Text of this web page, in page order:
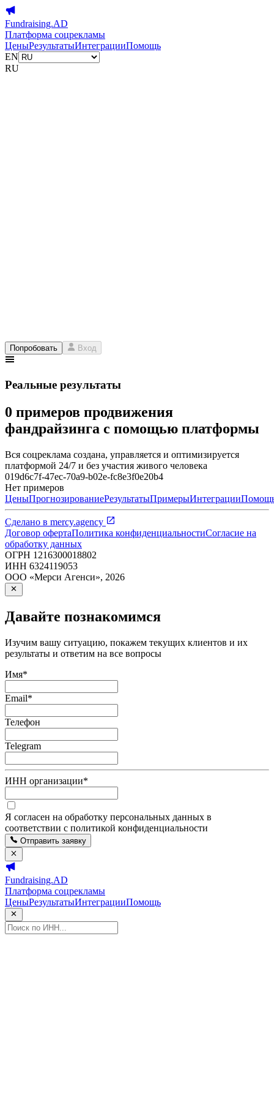
Fundraising.AD
Платформа соцрекламы
ЦеныРезультатыИнтеграцииПомощь
EN
RU
Попробовать Вход
Реальные результаты
0 примеров продвижения
фандрайзинга с помощью платформы
Вся соцреклама создана, управляется и оптимизируется
платформой 24/7 и без участия живого человека
019d6c7f-47ec-70a9-b02e-fc8e3f0e20b4
Нет примеров
ЦеныПрогнозированиеРезультатыПримерыИнтеграции
Сделано в mercy.agency
Договор офертаПолитика конфиденциальностиСогласие на
обработку данных
ОГРН 1216300018802
ИНН 6324119053
ООО «Мерси Агенси», 2026
Давайте познакомимся
Изучим вашу ситуацию, покажем текущих клиентов и их
результаты и ответим на все вопросы
Имя*
Email*
Телефон
Telegram
ИНН организации*
Я согласен на обработку персональных данных в
соответствии с политикой конфиденциальности
Отправить заявку
Fundraising.AD
Платформа соцрекламы
ЦеныРезультатыИнтеграцииПомощь